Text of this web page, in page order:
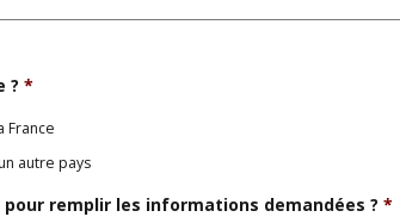
? *
France
autre pays
remplir les informations demandées ? *